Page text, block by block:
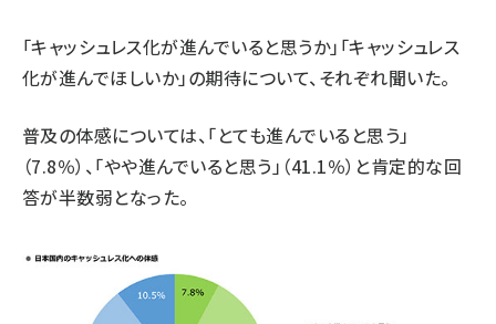
「キャッシュレス化が進んでいると思うか」「キャッシュレス
化が進んでほしいか」の期待について、それぞれ聞いた。
普及の体感については、「とても進んでいると思う」
（7.8％）、「やや進んでいると思う」（41.1％）と肯定的な回
答が半数弱となった。